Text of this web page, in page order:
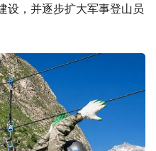
设，并逐步扩大军事登山员